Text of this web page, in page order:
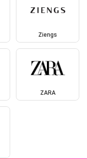
Ziengs
ZARA